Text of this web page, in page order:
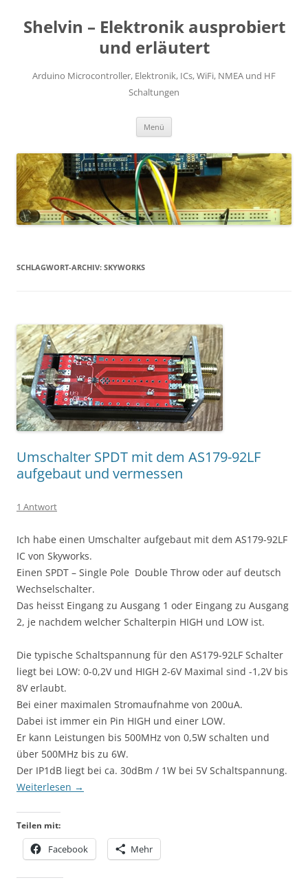
springen
Shelvin – Elektronik ausprobiert
und erläutert
Arduino Microcontroller, Elektronik, ICs, WiFi, NMEA und HF
Schaltungen
Menü
SCHLAGWORT-ARCHIV: SKYWORKS
Umschalter SPDT mit dem AS179-92LF
aufgebaut und vermessen
1 Antwort
Ich habe einen Umschalter aufgebaut mit dem AS179-92LF
IC von Skyworks.
Einen SPDT – Single Pole Double Throw oder auf deutsch
Wechselschalter.
Das heisst Eingang zu Ausgang 1 oder Eingang zu Ausgang
2, je nachdem welcher Schalterpin HIGH und LOW ist.
Die typische Schaltspannung für den AS179-92LF Schalter
liegt bei LOW: 0-0,2V und HIGH 2-6V Maximal sind -1,2V bis
8V erlaubt.
Bei einer maximalen Stromaufnahme von 200uA.
Dabei ist immer ein Pin HIGH und einer LOW.
Er kann Leistungen bis 500MHz von 0,5W schalten und
über 500MHz bis zu 6W.
Der IP1dB liegt bei ca. 30dBm / 1W bei 5V Schaltspannung.
Weiterlesen →
Teilen mit:
Facebook Mehr